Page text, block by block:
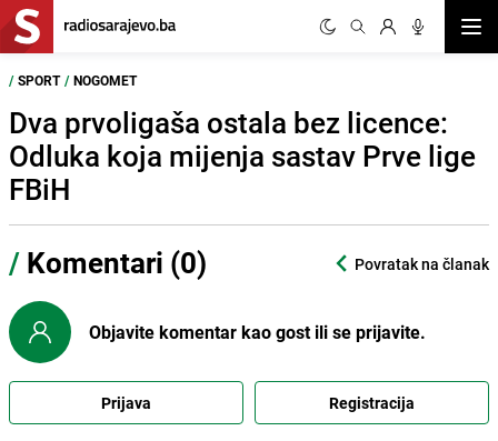
/ SPORT / NOGOMET
Dva prvoligaša ostala bez licence:
Odluka koja mijenja sastav Prve lige
FBiH
/ Komentari (0) Povratak na članak
Objavite komentar kao gost ili se prijavite.
Prijava Registracija